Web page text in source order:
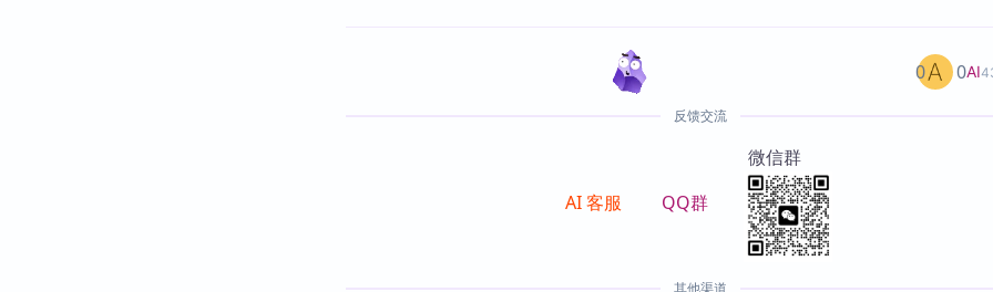
AI
0 0
反馈交流
AI 客服 QQ群
微信群